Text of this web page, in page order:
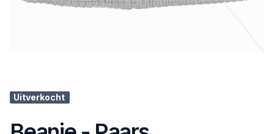
Uitverkocht